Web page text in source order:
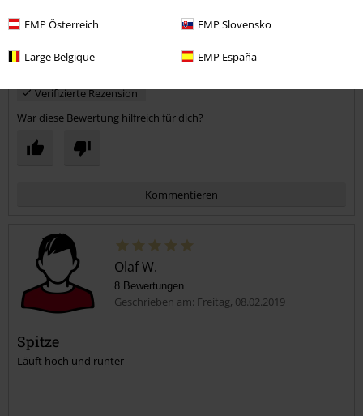
EMP Österreich EMP Slovensko
Large Belgique EMP España
Verifizierte Rezension
War diese Bewertung hilfreich für dich?
Kommentieren
Kommentar jetzt abschicken!
Olaf W.
8 Bewertungen
Geschrieben am: Freitag, 08.02.2019
Spitze
Läuft hoch und runter